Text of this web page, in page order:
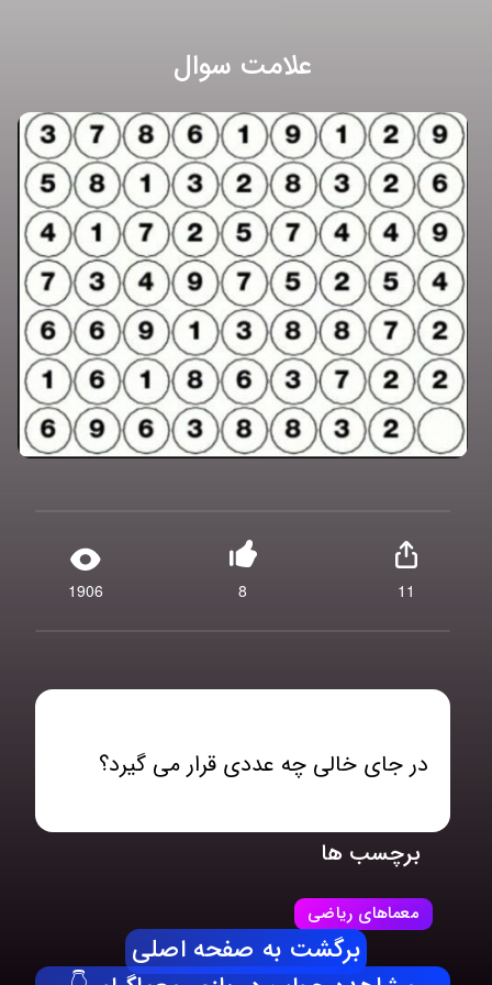
علامت سوال
1906 8 11
در جای خالی چه عددی قرار می گیرد؟
برچسب ها
معماهای ریاضی
برگشت به صفحه اصلی